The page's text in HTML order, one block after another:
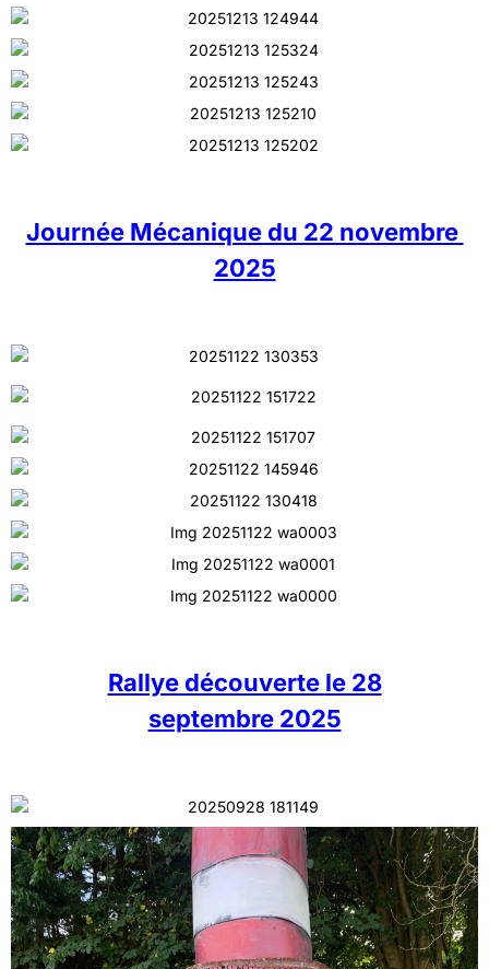
Journée Mécanique du 22 novembre
2025
Rallye découverte le 28
septembre 2025